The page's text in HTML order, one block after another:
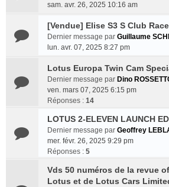
sam. avr. 26, 2025 10:16 am
[Vendue] Elise S3 S Club
Dernier message par Guillaume
lun. avr. 07, 2025 8:27 pm
Lotus Europa Twin Cam
Dernier message par Dino
ven. mars 07, 2025 6:15 pm
Réponses : 14
LOTUS 2-ELEVEN LAUNCH
Dernier message par Geoffrey
mer. févr. 26, 2025 9:29 pm
Réponses : 5
Vds 50 numéros de la revue
Lotus et de Lotus Cars